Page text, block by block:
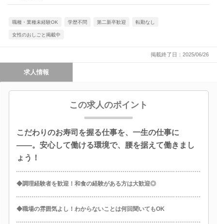
職種・業種未経験OK 学歴不問 第二新卒歓迎 転勤なし
女性のおしごと掲載中
掲載終了日：2025/06/26
求人情報
この求人のポイント
こだわりのお寿司を握る仕事を、一生の仕事に
――。安心して働ける環境で、腰を据えて働きまし
ょう！
◆調理経験者を歓迎！和食の経験がある方は大歓迎◎
◆職場の雰囲気よし！わからないことは何回聞いてもOK